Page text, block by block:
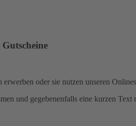
oder sie nutzen unseren
und gegebenenfalls eine kurzen